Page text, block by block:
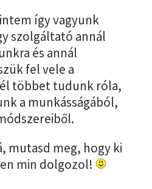
így vagyunk
szolgáltató annál
és annál
fel vele a
többet tudunk róla,
a munkásságából,
mutasd meg, hogy ki
min dolgozol!